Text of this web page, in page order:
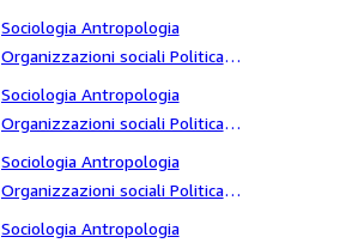
Massoneria Sette alcide de gasperi
Sociologia Antropologia
Organizzazioni sociali Politica
Massoneria Sette altri scritti
Sociologia Antropologia
Organizzazioni sociali Politica
Massoneria Sette America
Sociologia Antropologia
Organizzazioni sociali Politica
Massoneria Sette amore
Sociologia Antropologia